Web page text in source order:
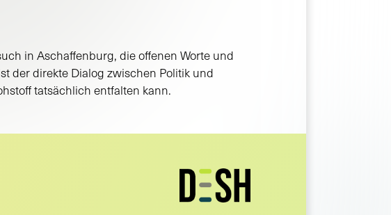
in Aschaffenburg, die offenen Worte und
der direkte Dialog zwischen Politik und
tatsächlich entfalten kann.